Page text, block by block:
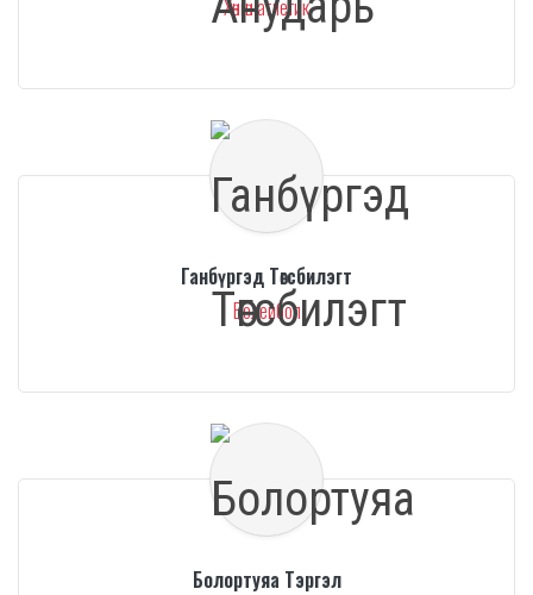
Хөнгөн атлетик
Ганбүргэд Төгсбилэгт
Волейбол
Болортуяа Тэргэл